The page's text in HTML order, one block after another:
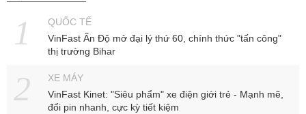
QUỐC TẾ
VinFast Ấn Độ mở đại lý thứ 60, chính thức "tấn công"
thị trường Bihar
XE MÁY
VinFast Kinet: "Siêu phẩm" xe điện giới trẻ - Mạnh mẽ,
đổi pin nhanh, cực kỳ tiết kiệm